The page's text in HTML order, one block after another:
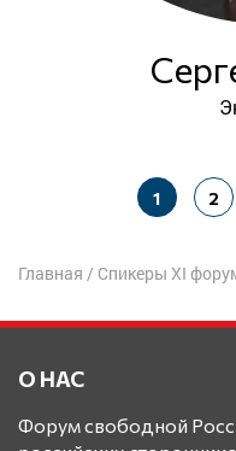
Навигация
записям
1 2
Главная / Спикеры XI
О НАС
Форум свободной